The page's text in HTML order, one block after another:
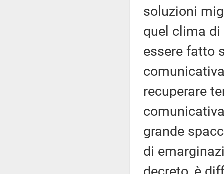
soluzioni
quel clima di
essere fatto
recuperare
grande
di